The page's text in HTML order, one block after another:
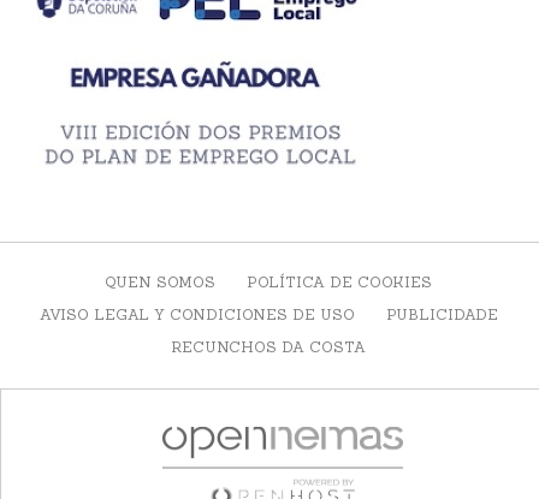
QUEN SOMOS
POLÍTICA DE COOKIES
AVISO LEGAL Y CONDICIONES DE USO
PUBLICIDADE
RECUNCHOS DA COSTA